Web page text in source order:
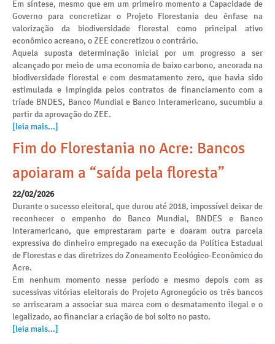
Em síntese, mesmo que em um primeiro momento a Capacidade de
Governo para concretizar o Projeto Florestania deu ênfase na
valorização da biodiversidade florestal como principal ativo
econômico acreano, o ZEE concretizou o contrário.
Aquela suposta determinação inicial por um progresso a ser
alcançado por meio de uma economia de baixo carbono, ancorada na
biodiversidade florestal e com desmatamento zero, que havia sido
estimulada e impingida pelos contratos de financiamento com a
tríade BNDES, Banco Mundial e Banco Interamericano, sucumbiu a
partir da aprovação do ZEE.
[leia mais...]
Fim do Florestania no Acre: Bancos
apoiaram a “saída pela floresta”
22/02/2026
Durante o sucesso eleitoral, que durou até 2018, impossível deixar de
reconhecer o empenho do Banco Mundial, BNDES e Banco
Interamericano, que emprestaram parte e doaram outra parcela
expressiva do dinheiro empregado na execução da Política Estadual
de Florestas e das diretrizes do Zoneamento Ecológico-Econômico do
Acre.
Em nenhum momento nesse período e mesmo depois com as
sucessivas vitórias eleitorais do Projeto Agronegócio os três bancos
se arriscaram a associar sua marca com o desmatamento ilegal e o
legalizado, ao financiar a criação de boi solto no pasto.
[leia mais...]